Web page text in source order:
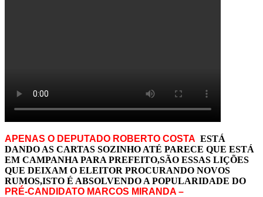
APENAS O DEPUTADO ROBERTO COSTA ESTÁ
DANDO AS CARTAS SOZINHO ATÉ PARECE QUE ESTÁ
EM CAMPANHA PARA PREFEITO,SÃO ESSAS LIÇÕES
QUE DEIXAM O ELEITOR PROCURANDO NOVOS
RUMOS,ISTO É ABSOLVENDO A POPULARIDADE DO
PRÉ-CANDIDATO MARCOS MIRANDA –